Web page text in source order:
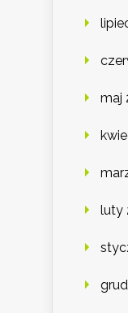
maj
luty